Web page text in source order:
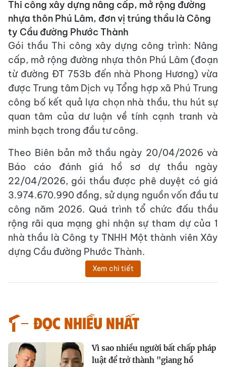
Thi công xây dựng nâng cấp, mở rộng đường
nhựa thôn Phú Lâm, đơn vị trúng thầu là Công
ty Cầu đường Phước Thành
Gói thầu Thi công xây dựng công trình: Nâng
cấp, mở rộng đường nhựa thôn Phú Lâm (đoạn
từ đường ĐT 753b đến nhà Phong Hương) vừa
được Trung tâm Dịch vụ Tổng hợp xã Phú Trung
công bố kết quả lựa chọn nhà thầu, thu hút sự
quan tâm của dư luận về tính cạnh tranh và
minh bạch trong đầu tư công.
Theo Biên bản mở thầu ngày 20/04/2026 và
Báo cáo đánh giá hồ sơ dự thầu ngày
22/04/2026, gói thầu được phê duyệt có giá
3.974.670.990 đồng, sử dụng nguồn vốn đầu tư
công năm 2026. Quá trình tổ chức đấu thầu
rộng rãi qua mạng ghi nhận sự tham dự của 1
nhà thầu là Công ty TNHH Một thành viên Xây
dựng Cầu đường Phước Thành.
Xem chi tiết
Đọc nhiều nhất
Vì sao nhiều người bất chấp pháp
luật để trở thành "giang hồ